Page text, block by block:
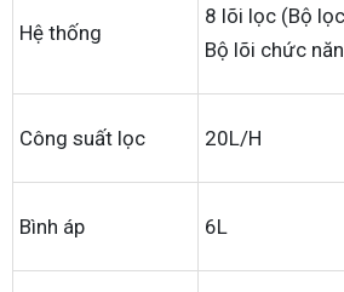
Hệ thống
8 lõi lọc (Bộ
Bộ lõi chức
Công suất lọc 20L/H
Bình áp 6L